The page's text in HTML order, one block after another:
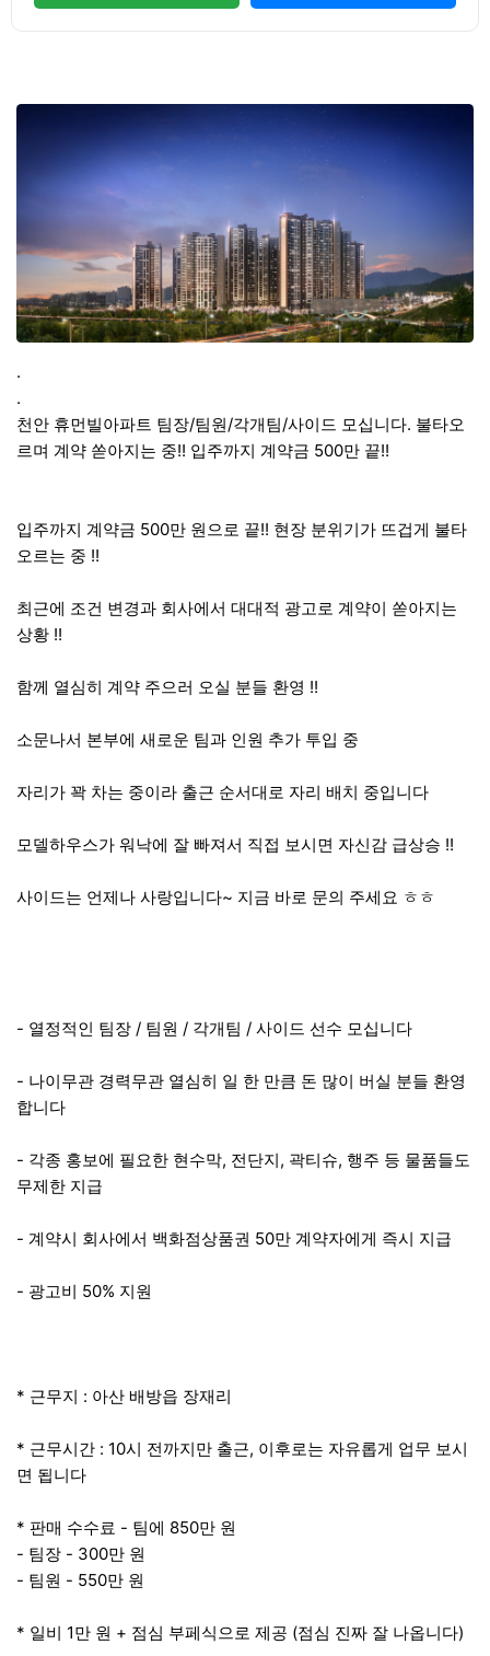
본문
.
.
천안 휴먼빌아파트 팀장/팀원/각개팀/사이드 모십니다. 불타오
르며 계약 쏟아지는 중!! 입주까지 계약금 500만 끝!!
입주까지 계약금 500만 원으로 끝!! 현장 분위기가 뜨겁게 불타
오르는 중 !!
최근에 조건 변경과 회사에서 대대적 광고로 계약이 쏟아지는
상황 !!
함께 열심히 계약 주으러 오실 분들 환영 !!
소문나서 본부에 새로운 팀과 인원 추가 투입 중
자리가 꽉 차는 중이라 출근 순서대로 자리 배치 중입니다
모델하우스가 워낙에 잘 빠져서 직접 보시면 자신감 급상승 !!
사이드는 언제나 사랑입니다~ 지금 바로 문의 주세요 ㅎㅎ
- 열정적인 팀장 / 팀원 / 각개팀 / 사이드 선수 모십니다
- 나이무관 경력무관 열심히 일 한 만큼 돈 많이 버실 분들 환영
합니다
- 각종 홍보에 필요한 현수막, 전단지, 곽티슈, 행주 등 물품들도
무제한 지급
- 계약시 회사에서 백화점상품권 50만 계약자에게 즉시 지급
- 광고비 50% 지원
* 근무지 : 아산 배방읍 장재리
* 근무시간 : 10시 전까지만 출근, 이후로는 자유롭게 업무 보시
면 됩니다
* 판매 수수료 - 팀에 850만 원
- 팀장 - 300만 원
- 팀원 - 550만 원
* 일비 1만 원 + 점심 부페식으로 제공 (점심 진짜 잘 나옵니다)